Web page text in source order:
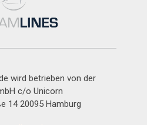
wird betrieben von der
c/o Unicorn
14 20095 Hamburg